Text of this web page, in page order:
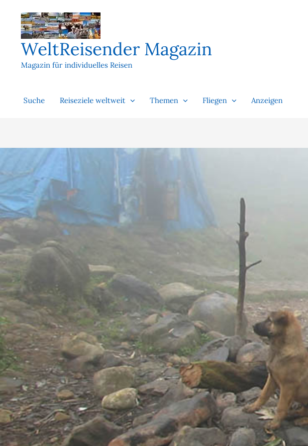
springen
WeltReisender Magazin
Magazin für individuelles Reisen
Suche Reiseziele weltweit Themen Fliegen Anzeigen